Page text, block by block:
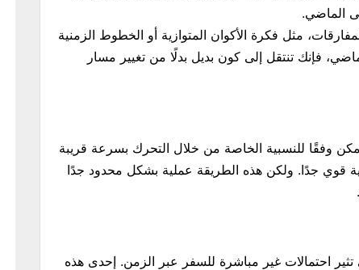
الماضي.
مثل فكرة الأكوان المتوازية أو الخطوط الزمنية
فإنك تنتقل إلى كون بديل بدلًا من تغيير مسار
وفقًا للنسبية الخاصة من خلال التحرك بسرعة قريبة
قوي جدًا. ولكن هذه الطريقة عملية بشكل محدود جدًا
تثير احتمالات غير مباشرة للسفر عبر الزمن. إحدى هذه